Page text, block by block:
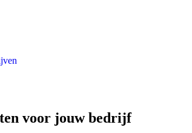
voor jouw bedrijf